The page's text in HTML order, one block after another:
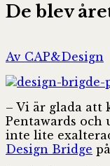
De blev
Av CAP&Design
– Vi är glada att
Pentawards och
inte lite
Design Bridge